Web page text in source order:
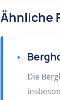
Ähnliche
Die